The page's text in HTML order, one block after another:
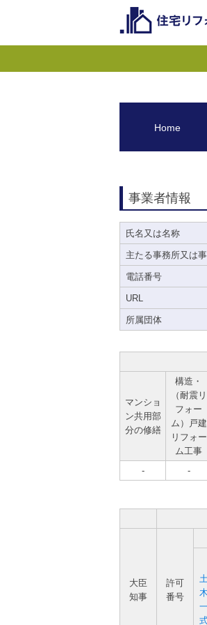
Home
事業者情報
氏名又は名称
主たる事務所又は
電話番号
URL
所属団体
マンショ
ン共用部
分の修繕
構造・
（耐震リ
フォー
ム）戸建
リフォー
ム工事
- -
大臣
知事
許可
番号
木